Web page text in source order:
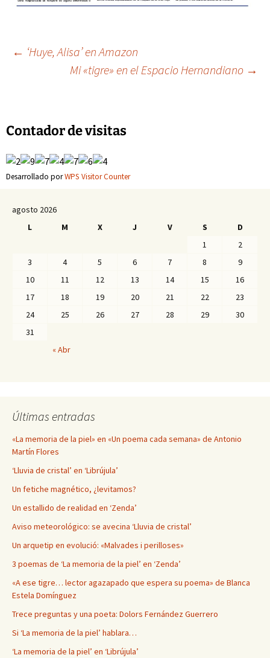
Navegación
entradas
← ‘Huye, Alisa’ en Amazon
Mi «tigre» en el Espacio Hernandiano →
Contador de visitas
Desarrollado porWPS Visitor Counter
agosto 2026
L
M X J V S
D
1
2
3
4 5 6 7 8
9
10
11 12 13 14 15
16
17
18 19 20 21 22
23
24
25 26 27 28 29
30
31
« Abr
Últimas entradas
«La memoria de la piel» en «Un poema cada semana» de Antonio
Martín Flores
‘Lluvia de cristal’ en ‘Librújula’
Un fetiche magnético, ¿levitamos?
Un estallido de realidad en ‘Zenda’
Aviso meteorológico: se avecina ‘Lluvia de cristal’
Un arquetip en evolució: «Malvades i perilloses»
3 poemas de ‘La memoria de la piel’ en ‘Zenda’
«A ese tigre… lector agazapado que espera su poema» de Blanca
Estela Domínguez
Trece preguntas y una poeta: Dolors Fernández Guerrero
Si ‘La memoria de la piel’ hablara…
‘La memoria de la piel’ en ‘Librújula’